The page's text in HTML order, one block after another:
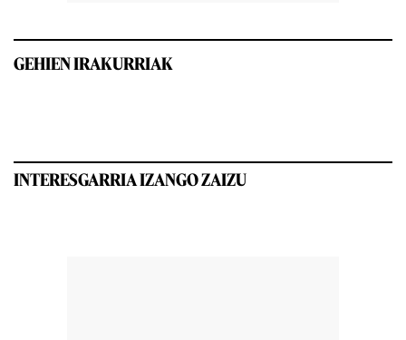
GEHIEN IRAKURRIAK
INTERESGARRIA IZANGO ZAIZU